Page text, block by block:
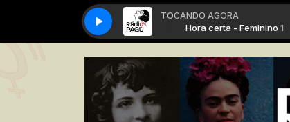
TOCANDO AGORA
Hora certa - Feminino 1 Hora certa - Feminino 1